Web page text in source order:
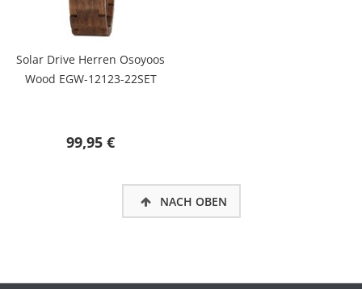
Solar Drive Herren Osoyoos
Wood EGW-12123-22SET
99,95 €
NACH OBEN